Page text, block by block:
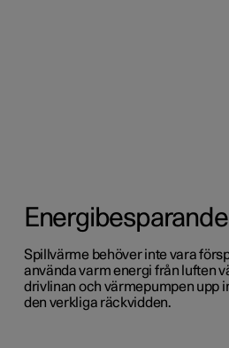
Spillvärme behöver inte vara
använda varm energi från luften
drivlinan och värmepumpen upp
den verkliga räckvidden.